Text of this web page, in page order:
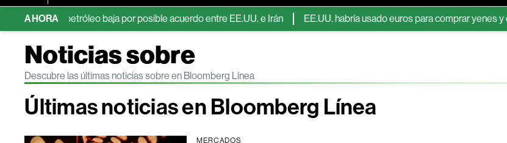
AHORA
petróleo baja por posible acuerdo entre EE.UU. e Irán EE.UU. habría usado euros para comprar yenes y evitar
Noticias sobre
Descubre las últimas noticias sobre en Bloomberg Línea
Últimas noticias en Bloomberg Línea
MERCADOS